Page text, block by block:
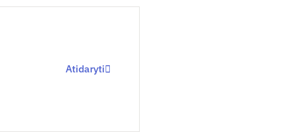
Atidaryti